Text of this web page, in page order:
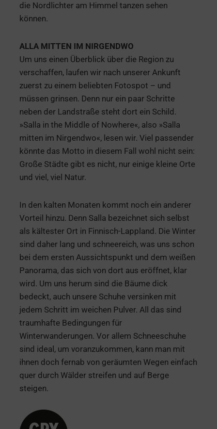
die Nordlichter am Himmel tanzen sehen
können.
ALLA MITTEN IM NIRGENDWO
Um uns einen Überblick über die Region zu
verschaffen, laufen wir nach unserer Ankunft
zuerst zu einem beliebten Fotospot – und
müssen grinsen. Denn nur ein paar Schritte
neben der Landstraße steht dort ein Schild.
»Salla in the Middle of Nowhere«, also »Salla
mitten im Nirgendwo«, lesen wir. Viel passender
könnte das Motto in diesem Fall wohl nicht sein:
Große Städte gibt es nicht, nur einige kleine Orte
und viel, viel Natur.
In den kalten Monaten kommt noch ein anderer
Vorteil hinzu. Denn Salla bezeichnet sich selbst
als kältester Ort in Finnisch-Lappland. Die Winter
sind daher lang und schneereich, was uns schon
bei dem ersten Aussichtspunkt und dem weißen
Panorama, das sich von dort aus eröffnet, klar
wird. Um uns herum sind die Bäume dick
bedeckt, auch unsere Schuhe versinken mit
jedem Schritt im weichen Pulver. All das sind
traumhafte Bedingungen für
Winterwanderungen. Vor allem Schneeschuhe
sind ideal, um voranzukommen, kann man mit
ihnen doch fernab von geräumten Wegen einfach
quer durch Wälder streifen und auf Berge
steigen.